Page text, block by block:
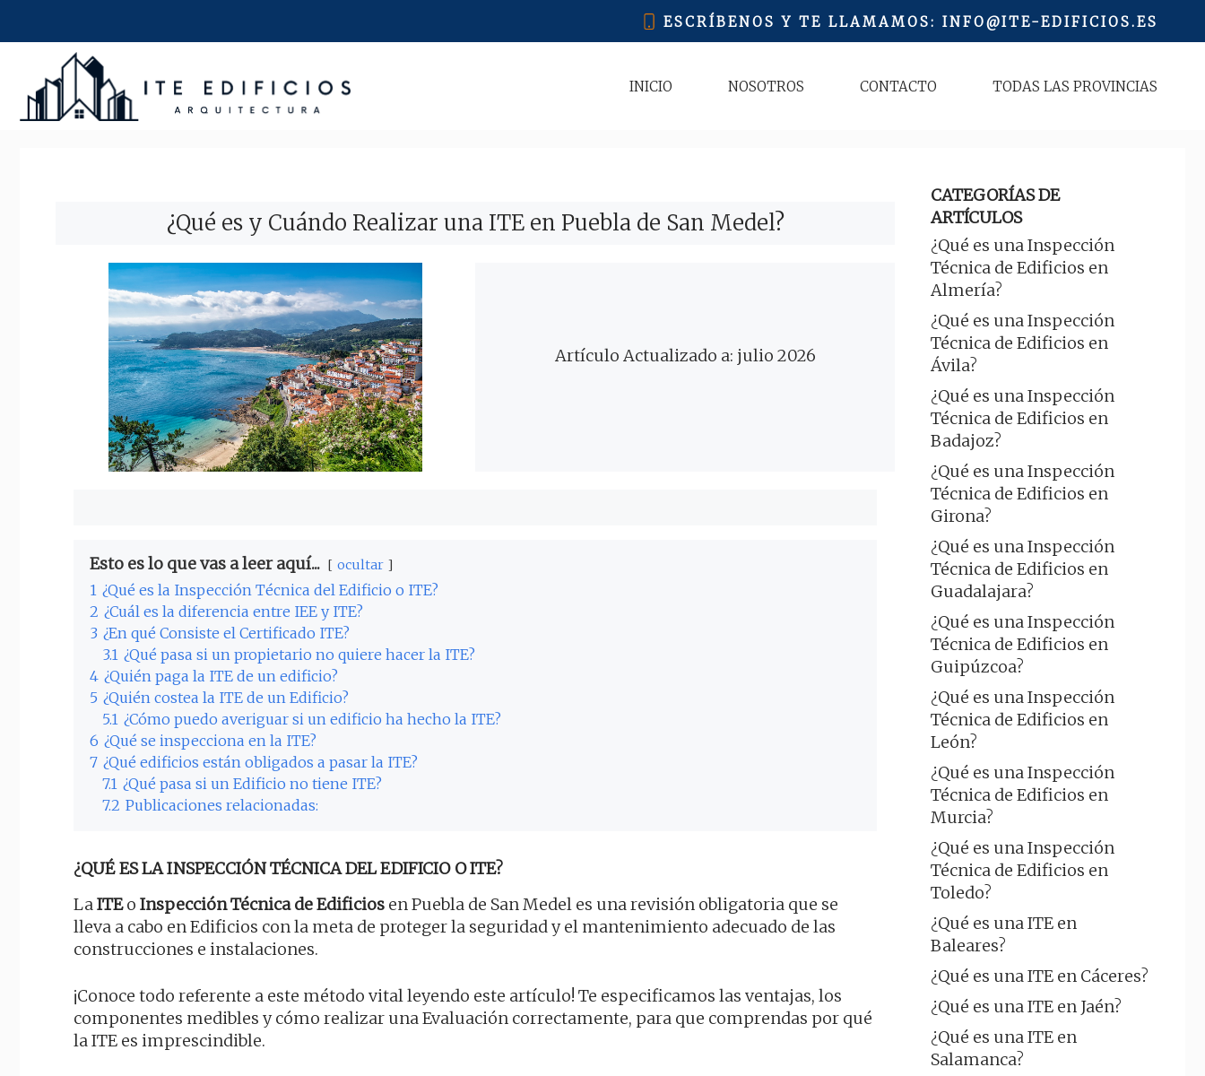
contenido
ESCRÍBENOS Y TE LLAMAMOS: INFO@ITE-EDIFICIOS.ES
INICIO NOSOTROS CONTACTO TODAS LAS PROVINCIAS
¿Qué es y Cuándo Realizar una ITE en Puebla de San Medel?
Artículo Actualizado a: julio 2026
Esto es lo que vas a leer aquí... ocultar
1 ¿Qué es la Inspección Técnica del Edificio o ITE?
2 ¿Cuál es la diferencia entre IEE y ITE?
3 ¿En qué Consiste el Certificado ITE?
3.1 ¿Qué pasa si un propietario no quiere hacer la ITE?
4 ¿Quién paga la ITE de un edificio?
5 ¿Quién costea la ITE de un Edificio?
5.1 ¿Cómo puedo averiguar si un edificio ha hecho la ITE?
6 ¿Qué se inspecciona en la ITE?
7 ¿Qué edificios están obligados a pasar la ITE?
7.1 ¿Qué pasa si un Edificio no tiene ITE?
7.2 Publicaciones relacionadas:
¿QUÉ ES LA INSPECCIÓN TÉCNICA DEL EDIFICIO O ITE?
LaITEo Inspección Técnica de Edificios en Puebla de San Medel es una revisión obligatoria que se
lleva a cabo en Edificios con la meta de proteger la seguridad y el mantenimiento adecuado de las
construcciones e instalaciones.
¡Conoce todo referente a este método vital leyendo este artículo! Te especificamos las ventajas, los
componentes medibles y cómo realizar una Evaluación correctamente, para que comprendas por qué
la ITE es imprescindible.
CATEGORÍAS DE
ARTÍCULOS
¿Qué es una Inspección
Técnica de Edificios en
Almería?
¿Qué es una Inspección
Técnica de Edificios en
Ávila?
¿Qué es una Inspección
Técnica de Edificios en
Badajoz?
¿Qué es una Inspección
Técnica de Edificios en
Girona?
¿Qué es una Inspección
Técnica de Edificios en
Guadalajara?
¿Qué es una Inspección
Técnica de Edificios en
Guipúzcoa?
¿Qué es una Inspección
Técnica de Edificios en
León?
¿Qué es una Inspección
Técnica de Edificios en
Murcia?
¿Qué es una Inspección
Técnica de Edificios en
Toledo?
¿Qué es una ITE en
Baleares?
¿Qué es una ITE en Cáceres?
¿Qué es una ITE en Jaén?
¿Qué es una ITE en
Salamanca?